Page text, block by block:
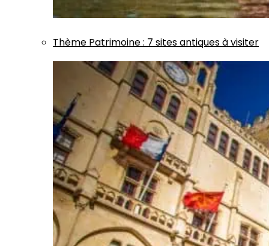
Thème Patrimoine: 7 sites antiques à visiter